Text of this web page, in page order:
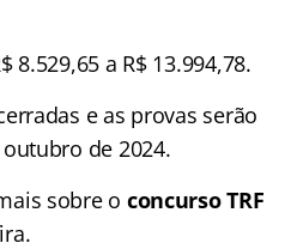
8.529,65 a R$ 13.994,78.
e as provas serão
de 2024.
sobre o concurso TRF